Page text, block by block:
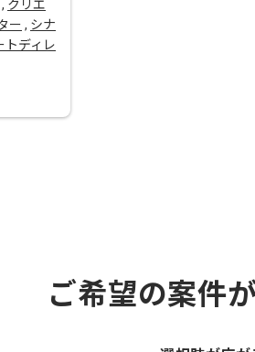
, クリエ
ー , シナ
トディレ
ご希望の案件